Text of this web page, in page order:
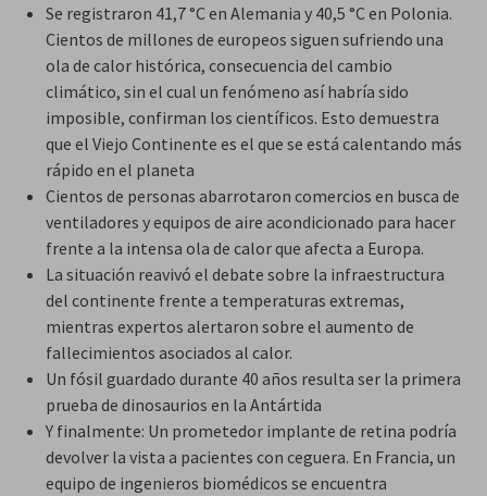
Se registraron 41,7 °C en Alemania y 40,5 °C en Polonia.
Cientos de millones de europeos siguen sufriendo una
ola de calor histórica, consecuencia del cambio
climático, sin el cual un fenómeno así habría sido
imposible, confirman los científicos. Esto demuestra
que el Viejo Continente es el que se está calentando más
rápido en el planeta
Cientos de personas abarrotaron comercios en busca de
ventiladores y equipos de aire acondicionado para hacer
frente a la intensa ola de calor que afecta a Europa.
La situación reavivó el debate sobre la infraestructura
del continente frente a temperaturas extremas,
mientras expertos alertaron sobre el aumento de
fallecimientos asociados al calor.
Un fósil guardado durante 40 años resulta ser la primera
prueba de dinosaurios en la Antártida
Y finalmente: Un prometedor implante de retina podría
devolver la vista a pacientes con ceguera. En Francia, un
equipo de ingenieros biomédicos se encuentra